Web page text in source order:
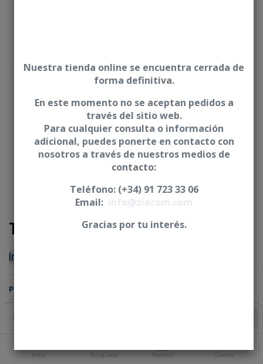
Inicio Búsqueda Pedidos Cuenta
Ti-Base - Conexión cónica
Iniciar sesión
PLATAFORMA
Nuestra tienda online se encuentra cerrada de
forma definitiva.
En este momento no se aceptan pedidos a
través del sitio web.
Para cualquier consulta o información
adicional, puedes ponerte en contacto con
nosotros a través de nuestros medios de
contacto:
Teléfono: (+34) 91 723 33 06
Email:
Gracias por tu interés.